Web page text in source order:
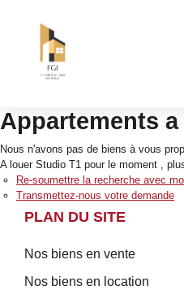
Appartements
Nous n'avons pas de biens à vous
A louer Studio T1 pour le moment ,
Re-soumettre la recherche avec
Transmettez-nous votre demande
PLAN DU SITE
Nos biens en vente
Nos biens en location